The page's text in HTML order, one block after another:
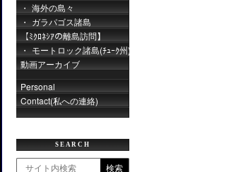
海外の島々
ガラパゴス諸島
【ﾐｸﾛﾈｼｱの離島訪問】
モートロック諸島(ﾁｭｰｸ州)
動画アーカイブ
Personal
Contact(私への連絡)
SEARCH
検索